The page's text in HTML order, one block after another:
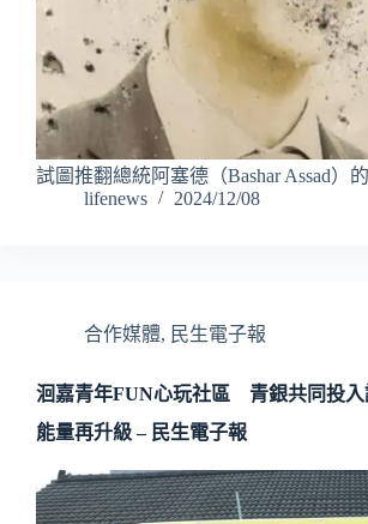
試圖推翻總統阿塞德（Bashar Assad）
lifenews
2024/12/08
合作媒體, 民生電子報
洄嘉青年FUN心玩社區 青銀共同投入
能量再升級 – 民生電子報